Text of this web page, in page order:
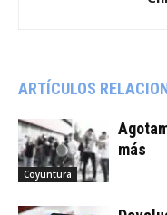
ARTÍCULOS
Coyuntura
más